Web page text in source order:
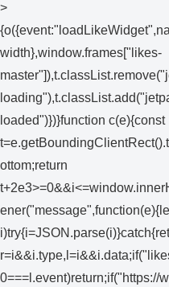
>
width},window.frames["likes-
loaded")})}function c(e){const
ottom;return
0===l.event)return;if("https://